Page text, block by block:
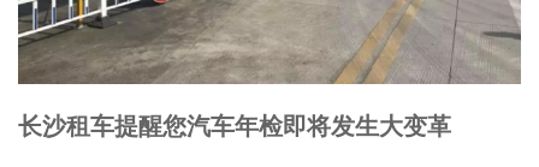
长沙租车提醒您汽车年检即将发生大变革